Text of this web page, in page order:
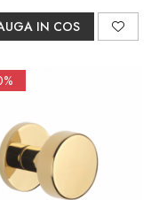
IN COS